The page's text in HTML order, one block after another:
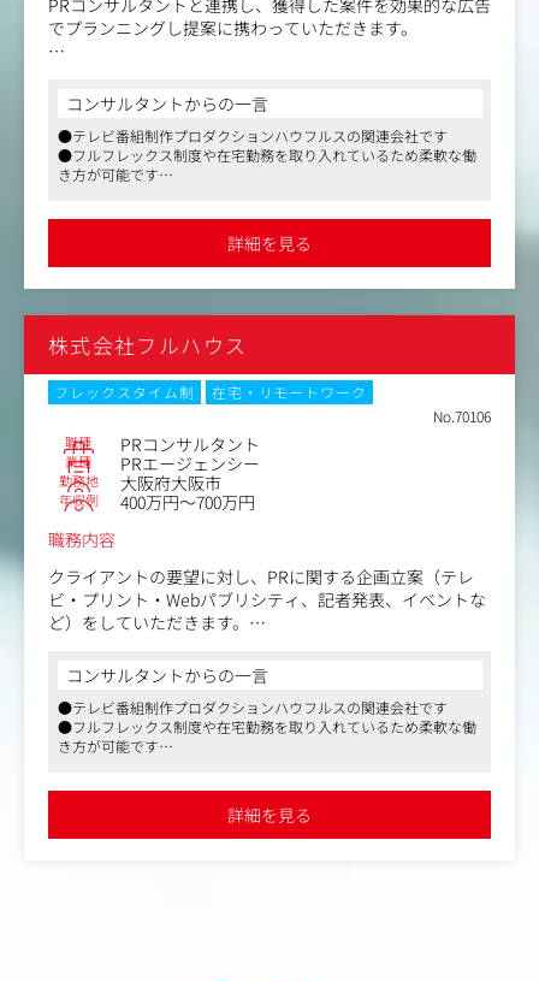
▼クライアント業種
業施設、ホテル、家電、日用品、不動産、建設、宇宙・航
空など
▼案件・実績例
・ユニバーサルホーム『部長の家の床暖房がスゴすぎて会
・味の素食品『冷凍餃子＃手間抜き餃子論争』※PRアワー
（募集背景）
2024年3月にグロース市場へのIPOしており、組織・事業共
大阪では2025関西万博の案件も増えていくため、企業のブ
ランディングに貢献できる方の増員募集です。
でプランニングし提案に携わっていただきます。
関するイベントなど幅広く携わることができます。
＜具体的には＞
・案件の進行・管理
・各種メディア（デジタル、テレビ、OOHなど）プランニ
コンサルタントからの一言
●テレビ番組制作プロダクションハウフルスの関連会社です
●フルフレックス制度や在宅勤務を取り入れているため柔軟な働
き方が可能です
詳細を見る
株式会社フルハウス
フレックスタイム制
在宅・リモートワーク
No.70106
職種 PRコンサルタント
業種 PRエージェンシー
勤務地 大阪府大阪市
年収例
400万円～700万円
職務内容
クライアントの要望に対し、PRに関する企画立案（テレ
ビ・プリント・Webパブリシティ、記者発表、イベントな
ど）をしていただきます。
〈具体的には〉
・企業や新製品の広告企画立案・営業
・メディアを通じた自社のプロモーション
・イベント・記者発表企画・運営
・プレスリリースの作成、配信
コンサルタントからの一言
●テレビ番組制作プロダクションハウフルスの関連会社です
●フルフレックス制度や在宅勤務を取り入れているため柔軟な働
き方が可能です
詳細を見る